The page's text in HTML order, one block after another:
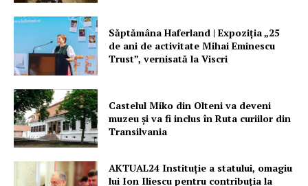
Săptămâna Haferland | Expoziţia „25
de ani de activitate Mihai Eminescu
Trust”, vernisată la Viscri
Castelul Miko din Olteni va deveni
muzeu şi va fi inclus în Ruta curiilor din
Transilvania
AKTUAL24 Instituție a statului, omagiu
lui Ion Iliescu pentru contribuția la